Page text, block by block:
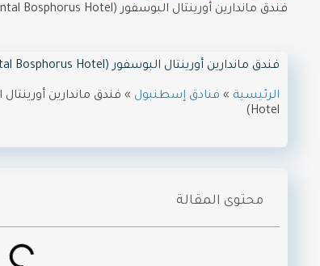
فندق ماندارين أورينتال البوسفور (Mandarin Oriental Bosphorus Hotel)
فندق ماندارين أورينتال البوسفور (Mandarin Oriental Bosphorus Hotel)
الرئيسية » فنادق إسطنبول »
Hotel)
محتوى المقالة